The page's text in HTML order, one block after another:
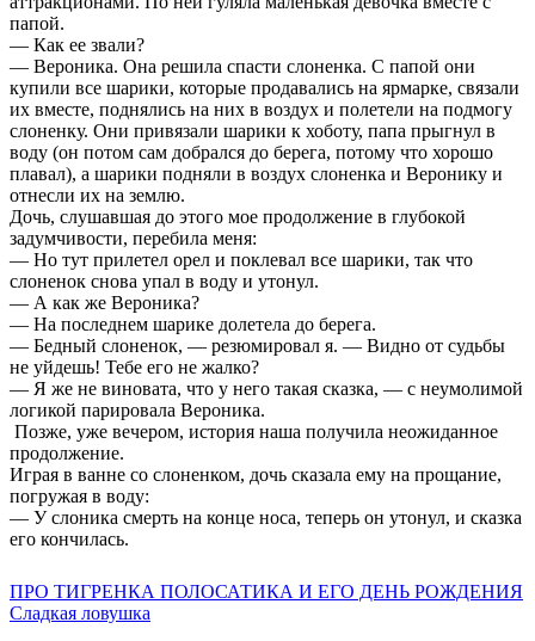
папой.
— Как ее звали?
— Вероника. Она решила спасти слоненка. С папой они
купили все шарики, которые продавались на ярмарке, связали
их вместе, поднялись на них в воздух и полетели на подмогу
слоненку. Они привязали шарики к хоботу, папа прыгнул в
воду (он потом сам добрался до берега, потому что хорошо
плавал), а шарики подняли в воздух слоненка и Веронику и
отнесли их на землю.
Дочь, слушавшая до этого мое продолжение в глубокой
задумчивости, перебила меня:
— Но тут прилетел орел и поклевал все шарики, так что
слоненок снова упал в воду и утонул.
— А как же Вероника?
— На последнем шарике долетела до берега.
— Бедный слоненок, — резюмировал я. — Видно от судьбы
не уйдешь! Тебе его не жалко?
— Я же не виновата, что у него такая сказка, — с неумолимой
логикой парировала Вероника.
Позже, уже вечером, история наша получила неожиданное
продолжение.
Играя в ванне со слоненком, дочь сказала ему на прощание,
погружая в воду:
— У слоника смерть на конце носа, теперь он утонул, и сказка
его кончилась.
ПРО ТИГРЕНКА ПОЛОСАТИКА И ЕГО ДЕНЬ РОЖДЕНИЯ
Сладкая ловушка